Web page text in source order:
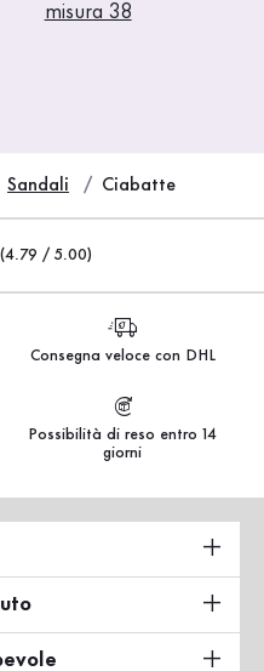
misura 38
Sandali Ciabatte
/ 5.00)
Consegna veloce con DHL
Possibilità di reso entro 14
giorni